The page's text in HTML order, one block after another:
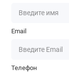
Email
Телефон